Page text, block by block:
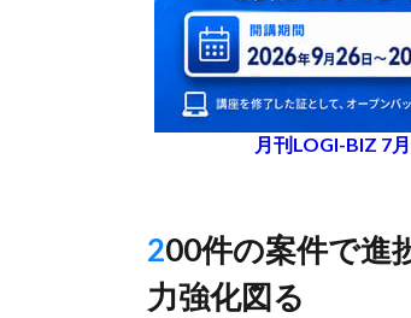
月刊LOGI-BIZ 7
200件の案件で進捗状況など可視化、業務効率化と事業の競争
力強化図る